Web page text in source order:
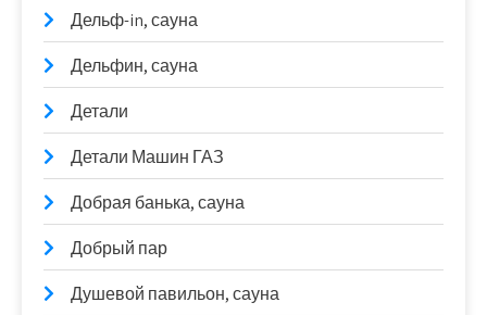
Дельф-in, сауна
Дельфин, сауна
Детали
Детали Машин ГАЗ
Добрая банька, сауна
Добрый пар
Душевой павильон, сауна